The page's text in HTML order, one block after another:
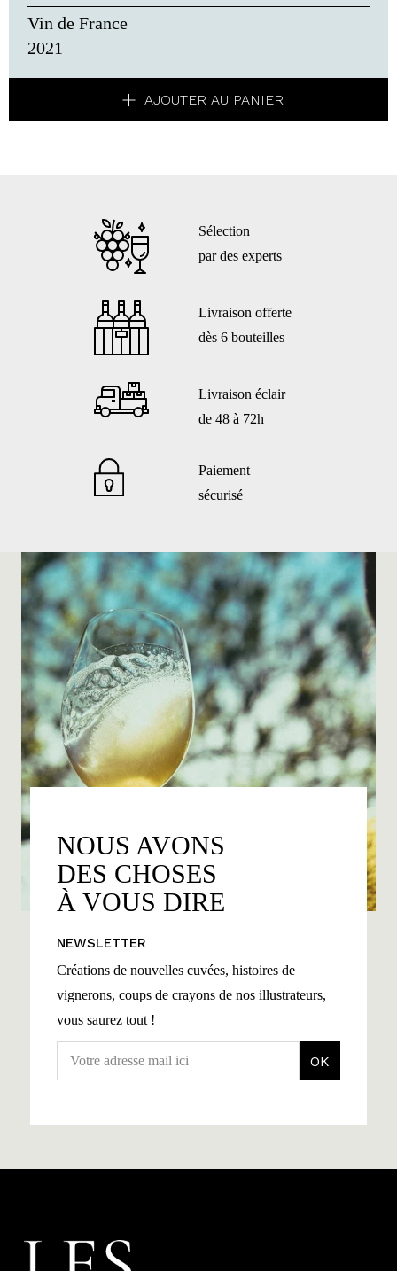
Vin de France
2021
AJOUTER AU PANIER
Sélection
par des experts
Livraison offerte
dès 6 bouteilles
Livraison éclair
de 48 à 72h
Paiement
sécurisé
NOUS AVONS
DES CHOSES
À VOUS DIRE
NEWSLETTER
Créations de nouvelles cuvées, histoires de
vignerons, coups de crayons de nos illustrateurs,
vous saurez tout !
OK